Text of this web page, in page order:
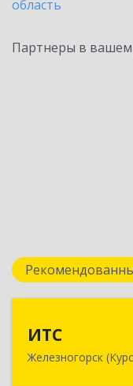
область
Партнеры в вашем
ИТС
Железногорск